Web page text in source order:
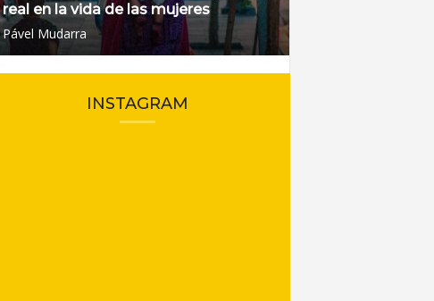
real en la vida de las mujeres
Pável Mudarra
INSTAGRAM